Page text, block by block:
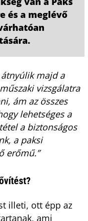
és a meglévő
majd a
vizsgálatra
ám az összes
lehetséges a
a biztonságos
a paksi
erőmű.”
illeti, ott épp az
ami